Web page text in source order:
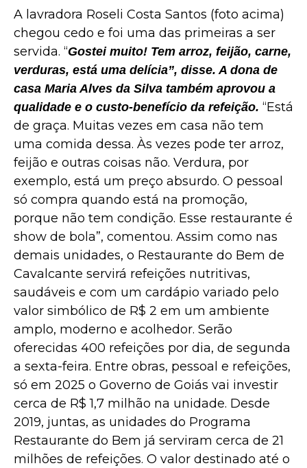
A lavradora Roseli Costa Santos (foto acima)
chegou cedo e foi uma das primeiras a ser
servida. “Gostei muito! Tem arroz, feijão, carne,
verduras, está uma delícia”, disse. A dona de
casa Maria Alves da Silva também aprovou a
qualidade e o custo-benefício da refeição. “Está
de graça. Muitas vezes em casa não tem
uma comida dessa. Às vezes pode ter arroz,
feijão e outras coisas não. Verdura, por
exemplo, está um preço absurdo. O pessoal
só compra quando está na promoção,
porque não tem condição. Esse restaurante é
show de bola”, comentou. Assim como nas
demais unidades, o Restaurante do Bem de
Cavalcante servirá refeições nutritivas,
saudáveis e com um cardápio variado pelo
valor simbólico de R$ 2 em um ambiente
amplo, moderno e acolhedor. Serão
oferecidas 400 refeições por dia, de segunda
a sexta-feira. Entre obras, pessoal e refeições,
só em 2025 o Governo de Goiás vai investir
cerca de R$ 1,7 milhão na unidade. Desde
2019, juntas, as unidades do Programa
Restaurante do Bem já serviram cerca de 21
milhões de refeições. O valor destinado até o